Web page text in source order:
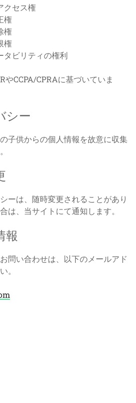
クセス権
権
権
権
タビリティの権利
やCCPA/CPRAに基づいていま
シー
子供からの個人情報を故意に収集
ーは、随時変更されることがあり
は、当サイトにて通知します。
報
問い合わせは、以下のメールアド
。